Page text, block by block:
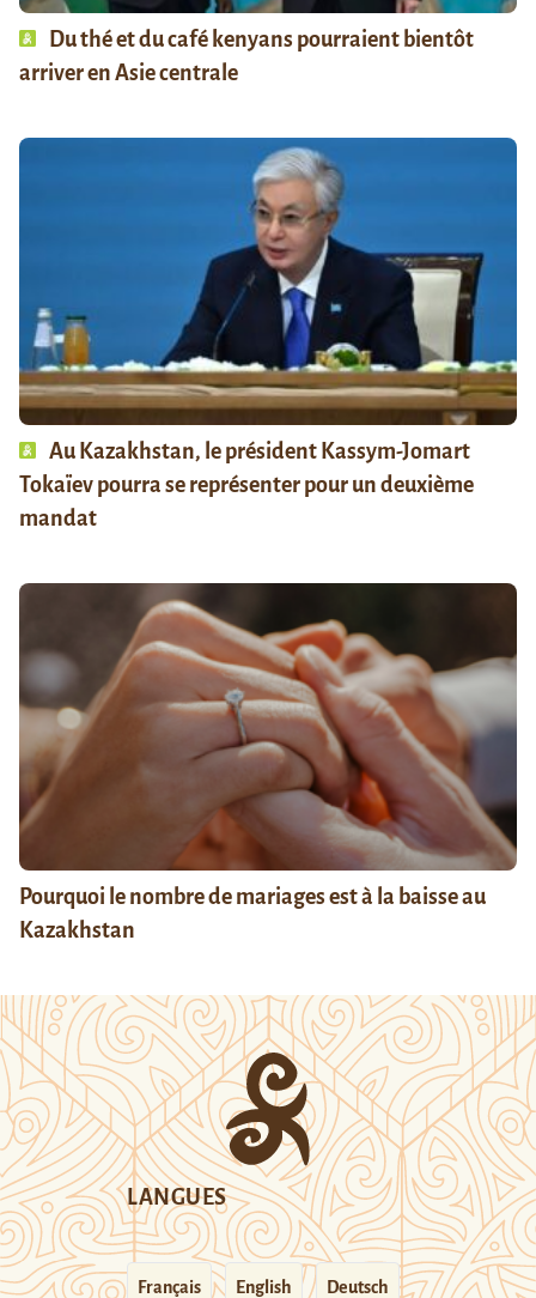
Du thé et du café kenyans pourraient bientôt
arriver en Asie centrale
Au Kazakhstan, le président Kassym-Jomart
Tokaïev pourra se représenter pour un deuxième
mandat
Pourquoi le nombre de mariages est à la baisse au
Kazakhstan
LANGUES
Français English Deutsch